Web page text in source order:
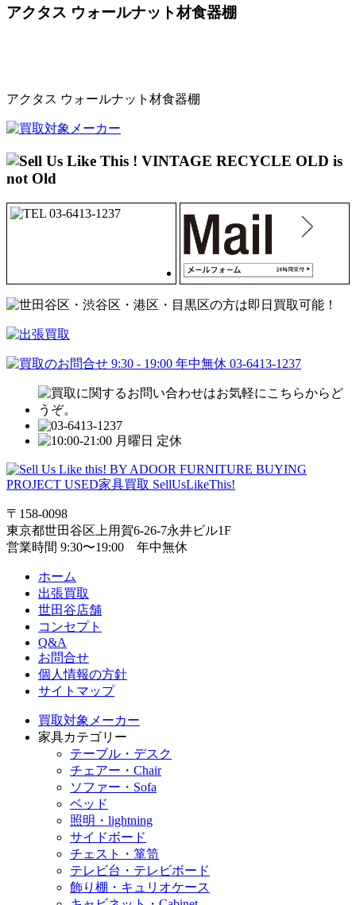
アクタス ウォールナット材食器棚
アクタス ウォールナット材食器棚
〒158-0098
東京都世田谷区上用賀6-26-7永井ビル1F
営業時間 9:30〜19:00 年中無休
ホーム
出張買取
世田谷店舗
コンセプト
Q&A
お問合せ
個人情報の方針
サイトマップ
買取対象メーカー
家具カテゴリー
テーブル・デスク
チェアー・Chair
ソファー・Sofa
ベッド
照明・lightning
サイドボード
チェスト・箪笥
テレビ台・テレビボード
飾り棚・キュリオケース